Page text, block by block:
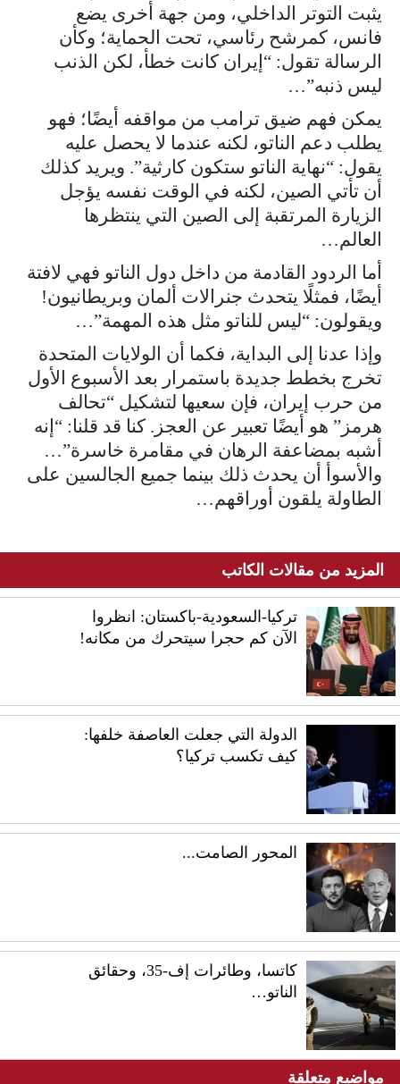
يثبت التوتر الداخلي، ومن جهة أخرى يضع
فانس، كمرشح رئاسي، تحت الحماية؛ وكأن
الرسالة تقول: “إيران كانت خطأ، لكن الذنب
ليس ذنبه”…
يمكن فهم ضيق ترامب من مواقفه أيضًا؛ فهو
يطلب دعم الناتو، لكنه عندما لا يحصل عليه
يقول: “نهاية الناتو ستكون كارثية”. ويريد كذلك
أن تأتي الصين، لكنه في الوقت نفسه يؤجل
الزيارة المرتقبة إلى الصين التي ينتظرها
العالم…
أما الردود القادمة من داخل دول الناتو فهي لافتة
أيضًا، فمثلًا يتحدث جنرالات ألمان وبريطانيون!
ويقولون: “ليس للناتو مثل هذه المهمة”…
وإذا عدنا إلى البداية، فكما أن الولايات المتحدة
تخرج بخطط جديدة باستمرار بعد الأسبوع الأول
من حرب إيران، فإن سعيها لتشكيل “تحالف
هرمز” هو أيضًا تعبير عن العجز. كنا قد قلنا: “إنه
أشبه بمضاعفة الرهان في مقامرة خاسرة”…
والأسوأ أن يحدث ذلك بينما جميع الجالسين على
الطاولة يلقون أوراقهم…
المزيد من مقالات الكاتب
تركيا-السعودية-باكستان: انظروا
الآن كم حجرا سيتحرك من مكانه!
الدولة التي جعلت العاصفة خلفها:
كيف تكسب تركيا؟
المحور الصامت...
كاتسا، وطائرات إف-35، وحقائق
الناتو…
مواضيع متعلقة